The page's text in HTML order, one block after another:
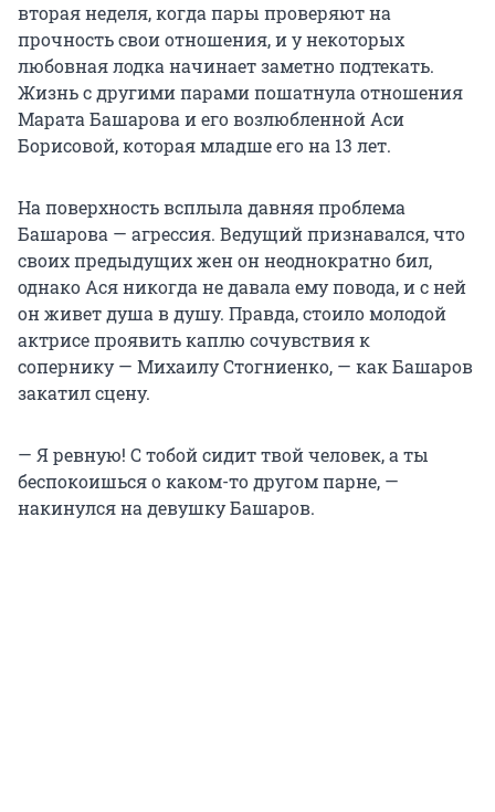
вторая неделя, когда пары проверяют на
прочность свои отношения, и у некоторых
любовная лодка начинает заметно подтекать.
Жизнь с другими парами пошатнула отношения
Марата Башарова и его возлюбленной Аси
Борисовой, которая младше его на 13 лет.
На поверхность всплыла давняя проблема
Башарова — агрессия. Ведущий признавался, что
своих предыдущих жен он неоднократно бил,
однако Ася никогда не давала ему повода, и с ней
он живет душа в душу. Правда, стоило молодой
актрисе проявить каплю сочувствия к
сопернику — Михаилу Стогниенко, — как Башаров
закатил сцену.
— Я ревную! С тобой сидит твой человек, а ты
беспокоишься о каком-то другом парне, —
накинулся на девушку Башаров.